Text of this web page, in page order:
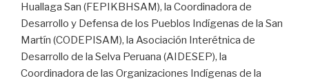
Huallaga San (FEPIKBHSAM), la Coordinadora de
Desarrollo y Defensa de los Pueblos Indígenas de la San
Martín (CODEPISAM), la Asociación Interétnica de
Desarrollo de la Selva Peruana (AIDESEP), la
Coordinadora de las Organizaciones Indígenas de la